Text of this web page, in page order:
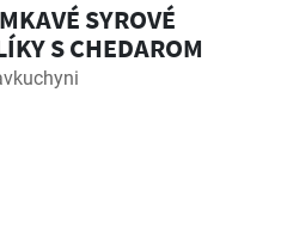
SYROVÉ
S CHEDAROM